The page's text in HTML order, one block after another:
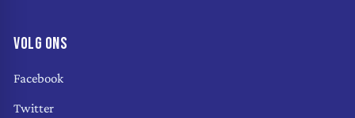
VOLG ONS
Facebook
Twitter